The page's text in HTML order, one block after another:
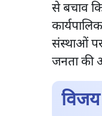
से बचाव
संस्थाओं
जनता की